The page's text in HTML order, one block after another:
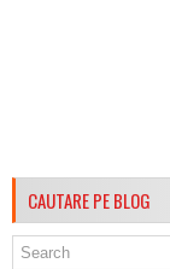
CAUTARE PE BLOG